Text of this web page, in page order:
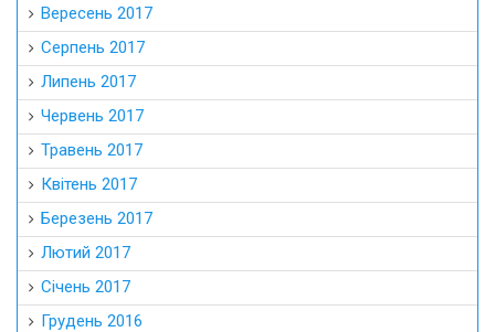
Вересень 2017
Серпень 2017
Липень 2017
Червень 2017
Травень 2017
Квітень 2017
Березень 2017
Лютий 2017
Січень 2017
Грудень 2016